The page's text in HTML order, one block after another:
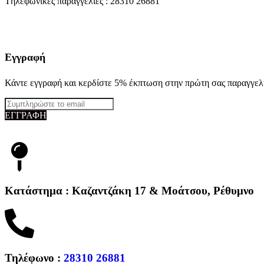
Εγγραφή
Κάντε εγγραφή και κερδίστε 5% έκπτωση στην πρώτη σας
ΕΓΓΡΑΦΗ
Κατάστημα : Καζαντζάκη 17 & Μοάτσου, Ρέθυμνο
Τηλέφωνο : 28310 26881